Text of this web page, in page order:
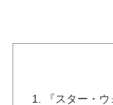
『スター・